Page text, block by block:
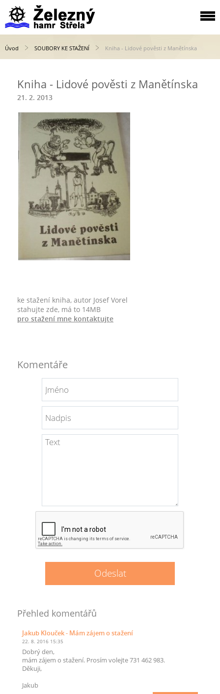
Úvod SOUBORY KE STAŽENÍ Kniha - Lidové pověsti z Manětínska
Kniha - Lidové pověsti z Manětínska
21. 2. 2013
ke stažení kniha, autor Josef Vorel
stahujte zde, má to 14MB
pro stažení mne kontaktujte
Komentáře
Přehled komentářů
Jakub Klouček- Mám zájem o stažení
22. 8. 2016 15:35
Dobrý den,
mám zájem o stažení. Prosím volejte 731 462 983.
Děkuji,
Jakub